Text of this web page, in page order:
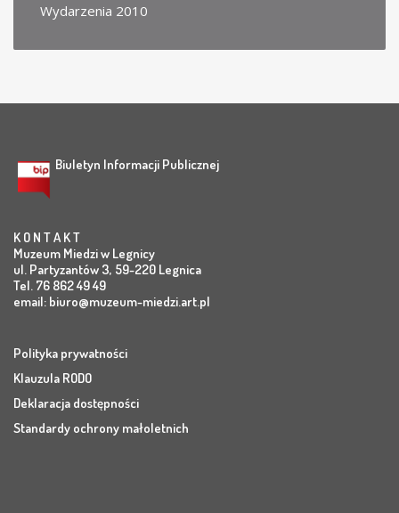
Wydarzenia 2010
Biuletyn Informacji Publicznej
K O N T A K T
Muzeum Miedzi w Legnicy
ul. Partyzantów 3, 59-220 Legnica
Tel. 76 862 49 49
email: biuro@muzeum-miedzi.art.pl
Polityka prywatności
Klauzula RODO
Deklaracja dostępności
Standardy ochrony małoletnich